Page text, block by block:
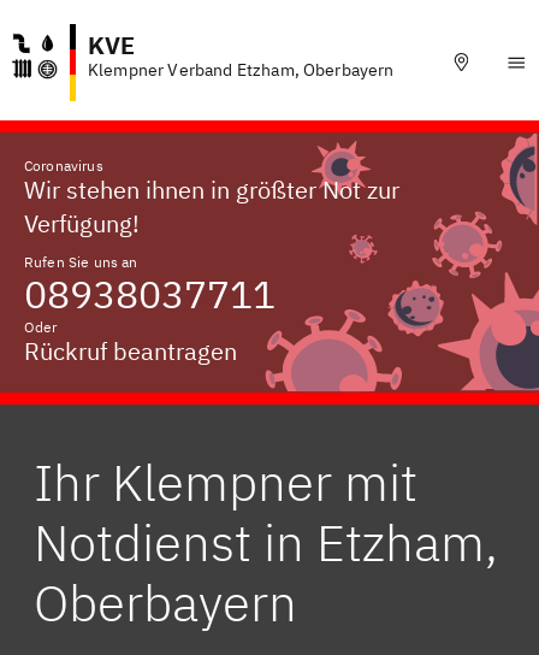
KVE
Klempner Verband Etzham, Oberbayern
Coronavirus
Wir stehen ihnen in größter Not zur
Verfügung!
Rufen Sie uns an
08938037711
Oder
Rückruf beantragen
Ihr Klempner mit
Notdienst in Etzham,
Oberbayern